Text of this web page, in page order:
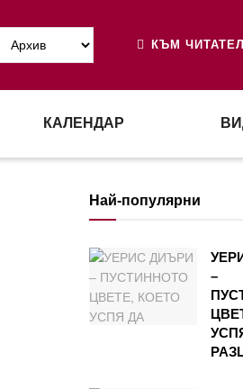
КЪМ
КАЛЕНДАР
Най-популярни
–